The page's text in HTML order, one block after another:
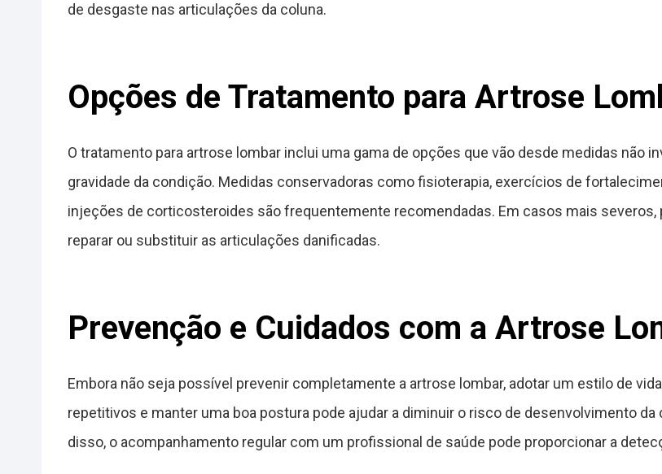
de desgaste nas articulações da coluna.
Opções de Tratamento para Artrose
O tratamento para artrose lombar inclui uma gama de opções que vão desde medidas não
gravidade da condição. Medidas conservadoras como fisioterapia, exercícios de
injeções de corticosteroides são frequentemente recomendadas. Em casos mais severos,
reparar ou substituir as articulações danificadas.
Prevenção e Cuidados com a Artrose
Embora não seja possível prevenir completamente a artrose lombar, adotar um estilo de
repetitivos e manter uma boa postura pode ajudar a diminuir o risco de desenvolvimento
disso, o acompanhamento regular com um profissional de saúde pode proporcionar a